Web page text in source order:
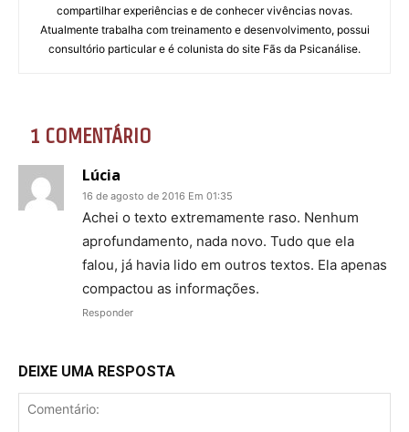
compartilhar experiências e de conhecer vivências novas.
Atualmente trabalha com treinamento e desenvolvimento, possui
consultório particular e é colunista do site Fãs da Psicanálise.
1 COMENTÁRIO
Lúcia
16 de agosto de 2016 Em 01:35
Achei o texto extremamente raso. Nenhum
aprofundamento, nada novo. Tudo que ela
falou, já havia lido em outros textos. Ela apenas
compactou as informações.
Responder
DEIXE UMA RESPOSTA